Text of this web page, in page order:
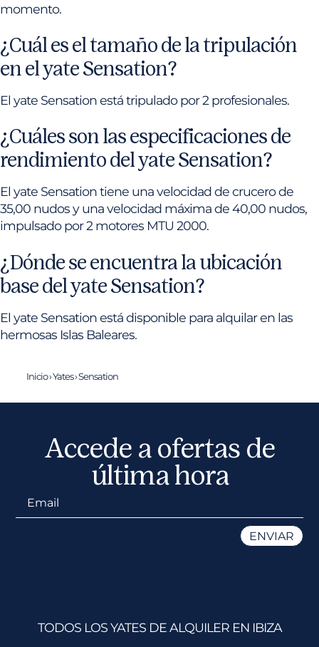
momento.
¿Cuál es el tamaño de la tripulación
en el yate Sensation?
El yate Sensation está tripulado por 2 profesionales.
¿Cuáles son las especificaciones de
rendimiento del yate Sensation?
El yate Sensation tiene una velocidad de crucero de
35,00 nudos y una velocidad máxima de 40,00 nudos,
impulsado por 2 motores MTU 2000.
¿Dónde se encuentra la ubicación
base del yate Sensation?
El yate Sensation está disponible para alquilar en las
hermosas Islas Baleares.
Inicio›Yates›Sensation
Accede a ofertas de
última hora
TODOS LOS YATES DE ALQUILER EN IBIZA